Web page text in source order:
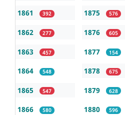
1861 392
1862 277
1863 457
1864 548
1865 547
1866 580
1875 576
1876 605
1877 154
1878 675
1879 628
1880 596